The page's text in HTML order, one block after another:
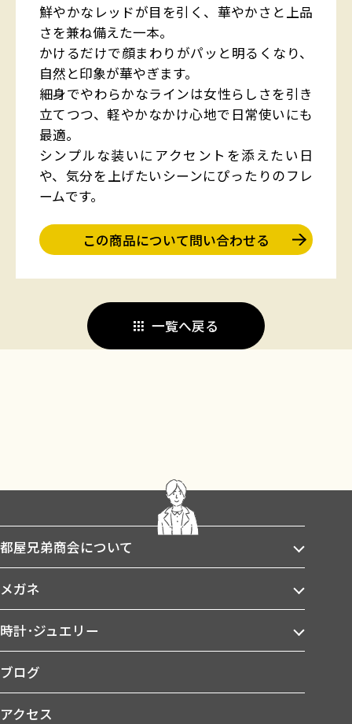
鮮やかなレッドが目を引く、華やかさと上品
さを兼ね備えた一本。
かけるだけで顔まわりがパッと明るくなり、
自然と印象が華やぎます。
細身でやわらかなラインは女性らしさを引き
立てつつ、軽やかなかけ心地で日常使いにも
最適。
シンプルな装いにアクセントを添えたい日
や、気分を上げたいシーンにぴったりのフレ
ームです。
この商品について問い合わせる
一覧へ戻る
都屋兄弟商会について
メガネ
時計･ジュエリー
ブログ
アクセス